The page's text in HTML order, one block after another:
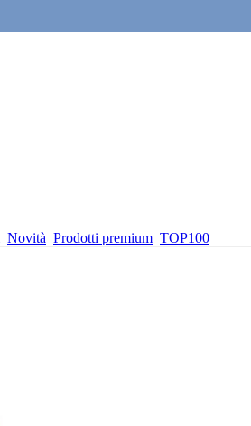
Novità Prodotti premium TOP100